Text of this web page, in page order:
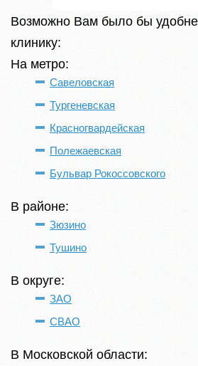
Возможно Вам было бы
клинику:
На метро:
Савеловская
Тургеневская
Красногвардейская
Полежаевская
Бульвар Рокоссовского
В районе:
Зюзино
Тушино
В округе:
ЗАО
СВАО
В Московской области: